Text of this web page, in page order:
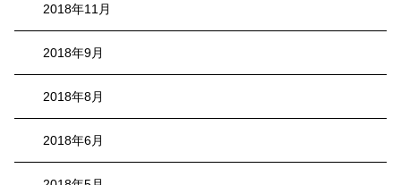
2018年11月
2018年9月
2018年8月
2018年6月